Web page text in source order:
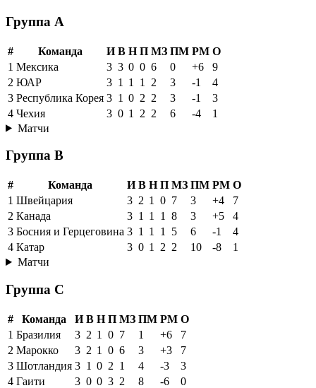
Группа A
# Команда И В Н П МЗ ПМ РМ О
1 Мексика 3 3 0 0 6 0 +6
9
2 ЮАР 3 1 1 1 2 3 -1
4
3 Республика Корея 3 1 0 2 2 3 -1
3
4 Чехия 3 0 1 2 2 6 -4
1
Матчи
Группа B
# Команда И В Н П МЗ ПМ РМ О
1 Швейцария 3 2 1 0 7 3 +4
7
2 Канада 3 1 1 1 8 3 +5
4
3 Босния и Герцеговина 3 1 1 1 5 6 -1
4
4 Катар 3 0 1 2 2 10 -8
1
Матчи
Группа C
# Команда И В Н П МЗ ПМ РМ О
1 Бразилия 3 2 1 0 7 1 +6
7
2 Марокко 3 2 1 0 6 3 +3
7
3 Шотландия 3 1 0 2 1 4 -3
3
4 Гаити 3 0 0 3 2 8 -6
0